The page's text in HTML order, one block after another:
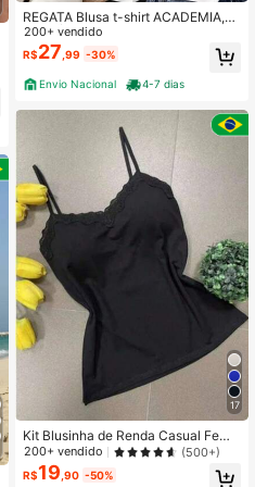
REGATA Blusa t-shirt ACADEMIA,R
EGATÃO, PILATES, MODA FITNES,
plus size
200+ vendido
R$27 ,99 -30%
Envio Nacional 4-7 dias
17
Kit Blusinha de Renda Casual Femi
nina – Alcinha + Com Bojo – Look D
iário
200+ vendido (500+)
R$19 ,90 -50%